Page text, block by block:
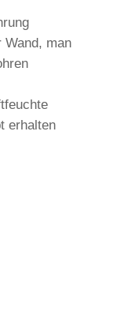
Wand, man
erhalten